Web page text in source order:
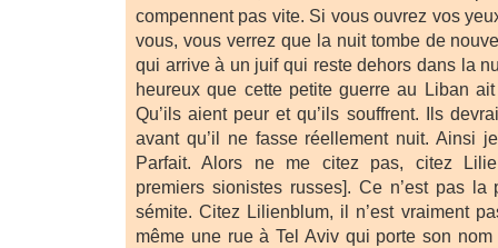
compennent pas vite. Si vous ouvrez vos
vous, vous verrez que la nuit tombe de
qui arrive à un juif qui reste dehors dans la
heureux que cette petite guerre au Liban
Qu’ils aient peur et qu’ils souffrent. Ils
avant qu’il ne fasse réellement nuit. Ainsi
Parfait. Alors ne me citez pas, citez
premiers sionistes russes]. Ce n’est pas
sémite. Citez Lilienblum, il n’est vraiment
même une rue à Tel Aviv qui porte son